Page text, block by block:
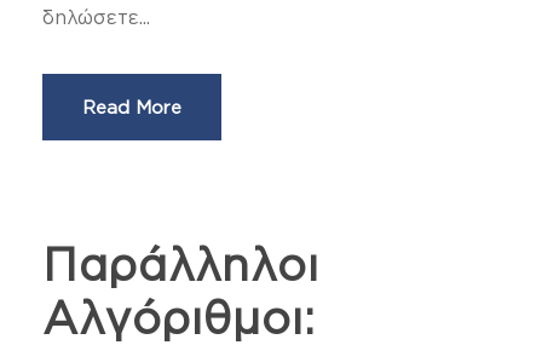
δηλώσετε...
Read More
Παράλληλοι
Αλγόριθμοι: